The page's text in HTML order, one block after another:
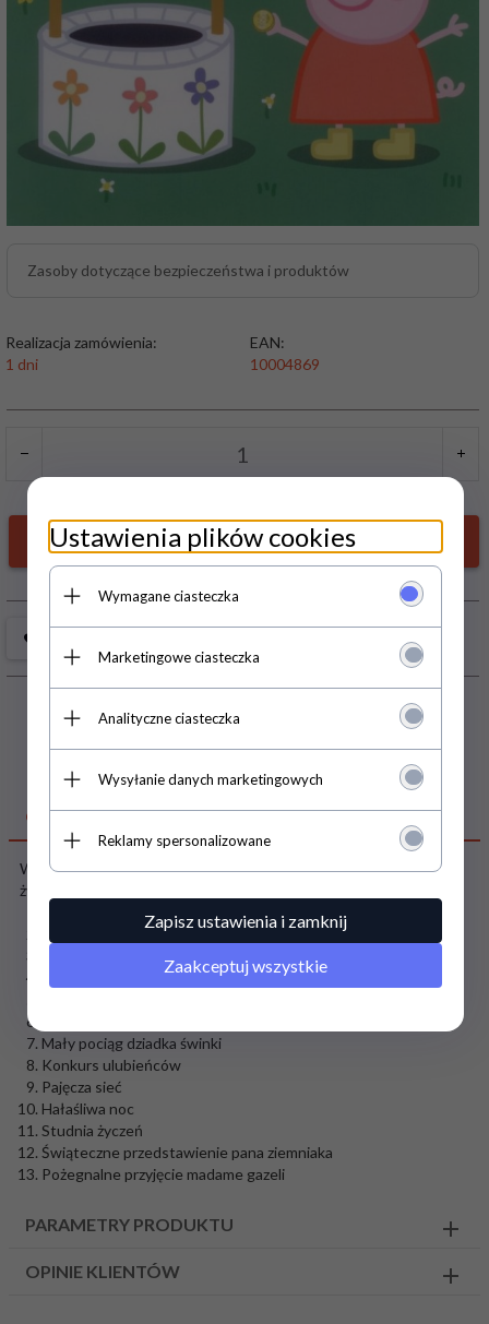
Zasoby dotyczące bezpieczeństwa i produktów
Realizacja zamówienia:
1 dni
EAN:
10004869
Dodaj do koszyka
OPIS PRODUKTU
Wydanie specjalne magazynu Świnka Peppa z DVD Studnia
życzeń, a w nim aż 13 odcinków bajek:
Latający weterynarz
Mały pociąg dziadka świnki
Konkurs ulubieńców
Pajęcza sieć
Hałaśliwa noc
Studnia życzeń
Świąteczne przedstawienie pana ziemniaka
Pożegnalne przyjęcie madame gazeli
PARAMETRY PRODUKTU
OPINIE KLIENTÓW
Ustawienia plików cookies
Wymagane ciasteczka
Marketingowe ciasteczka
Analityczne ciasteczka
Wysyłanie danych marketingowych
Reklamy spersonalizowane
Zapisz ustawienia i zamknij
Zaakceptuj wszystkie